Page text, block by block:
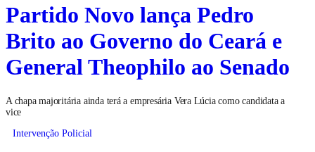
Partido Novo lança Pedro
Brito ao Governo do Ceará e
General Theophilo ao Senado
A chapa majoritária ainda terá a empresária Vera Lúcia como candidata a
vice
Intervenção Policial